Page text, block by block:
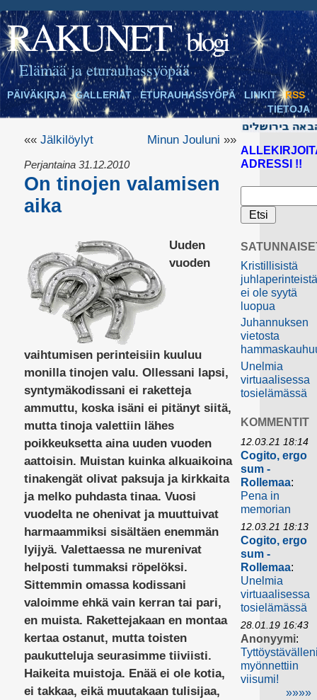
RAKUNET blogi
Elämää ja eturauhassyöpää
PÄIVÄKIRJA GALLERIAT ETURAUHASSYÖPÄ LINKIT
RSS
TIETOJA
«« Jälkilöylyt Minun Jouluni »»
Perjantaina 31.12.2010
On tinojen valamisen
aika
Uuden
vuoden
vaihtumisen perinteisiin kuuluu
monilla tinojen valu. Ollessani lapsi,
syntymäkodissani ei raketteja
ammuttu, koska isäni ei pitänyt siitä,
mutta tinoja valettiin lähes
poikkeuksetta aina uuden vuoden
aattoisin. Muistan kuinka alkuaikoina
tinakengät olivat paksuja ja kirkkaita
ja melko puhdasta tinaa. Vuosi
vuodelta ne ohenivat ja muuttuivat
harmaammiksi sisältäen enemmän
lyijyä. Valettaessa ne murenivat
helposti tummaksi röpelöksi.
Sittemmin omassa kodissani
valoimme ehkä vain kerran tai pari,
en muista. Rakettejakaan en montaa
kertaa ostanut, mutta toisten
paukutteluja seurasimme tiiviisti.
Haikeita muistoja. Enää ei ole kotia,
ei takkaa, eikä muutakaan tulisijaa,
ADRESSI !!
Kristillisistä
ei ole syytä
luopua
Juhannuksen
vietosta
Unelmia
virtuaalisessa
tosielämässä
KOMMENTIT
12.03.21 18:14
Cogito, ergo
sum -
Rollemaa:
Pena in
memorian
12.03.21 18:13
Cogito, ergo
sum -
Rollemaa:
Unelmia
virtuaalisessa
tosielämässä
28.01.19 16:43
Anonyymi:
myönnettiin
viisumi!
»»»»